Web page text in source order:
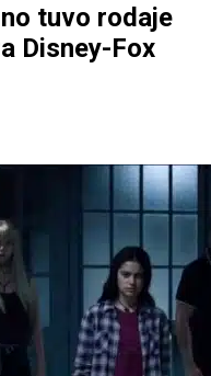
tuvo rodaje
Disney-Fox